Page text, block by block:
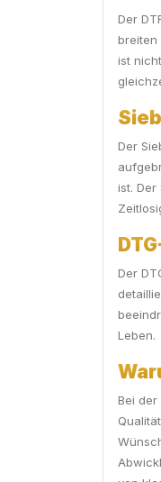
Der
breiten
ist
Der
ist.
Der
Leben.
Bei der